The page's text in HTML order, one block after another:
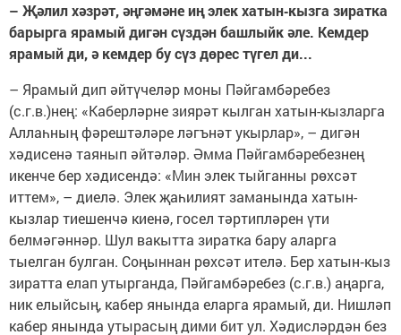
– Җәлил хәзрәт, әңгә­мәне иң элек хатын‑кызга зиратка
барырга ярамый дигән сүздән башлыйк әле. Кемдер
ярамый ди, ә кемдер бу сүз дөрес түгел ди...
– Ярамый дип әйтүчеләр моны Пәйгамбәребез
(с.г.в.)нең: «Каберләрне зиярәт кылган хатын-кызларга
Аллаһның фәрештәләре ләгънәт укырлар», – дигән
хәдисенә таянып әйтәләр. Әмма Пәйгамбәребезнең
икенче бер хәдисендә: «Мин элек тыйганны рөхсәт
иттем», – диелә. Элек җаһилият заманында хатын-
кызлар тиешенчә киенә, госел тәртипләрен үти
белмәгәннәр. Шул вакытта зиратка бару аларга
тыелган булган. Соңыннан рөхсәт ителә. Бер хатын‑кыз
зиратта елап утырганда, Пәйгамбәребез (с.г.в.) аңарга,
ник елыйсың, кабер янында еларга ярамый, ди. Нишләп
кабер янында утырасың дими бит ул. Хәдисләрдән без